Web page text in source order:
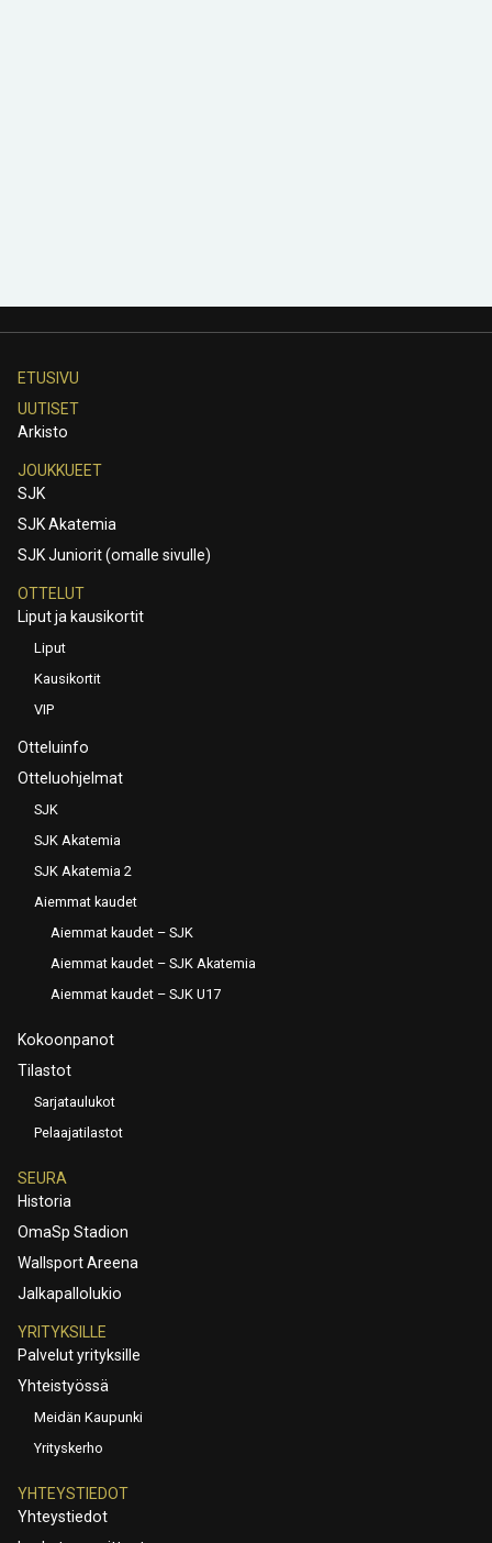
ETUSIVU
UUTISET
Arkisto
JOUKKUEET
SJK
SJK Akatemia
SJK Juniorit (omalle sivulle)
OTTELUT
Liput ja kausikortit
Liput
Kausikortit
VIP
Otteluinfo
Otteluohjelmat
SJK
SJK Akatemia
SJK Akatemia 2
Aiemmat kaudet
Aiemmat kaudet – SJK
Aiemmat kaudet – SJK Akatemia
Aiemmat kaudet – SJK U17
Kokoonpanot
Tilastot
Sarjataulukot
Pelaajatilastot
SEURA
Historia
OmaSp Stadion
Wallsport Areena
Jalkapallolukio
YRITYKSILLE
Palvelut yrityksille
Yhteistyössä
Meidän Kaupunki
Yrityskerho
YHTEYSTIEDOT
Yhteystiedot